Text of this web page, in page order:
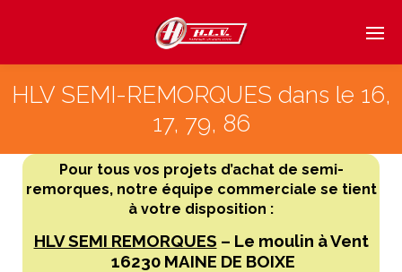
HLV SEMI-REMORQUES dans le 16,
17, 79, 86
Pour tous vos projets d’achat de semi-
remorques, notre équipe commerciale se tient
à votre disposition :
HLV SEMI REMORQUES – Le moulin à Vent
16230 MAINE DE BOIXE